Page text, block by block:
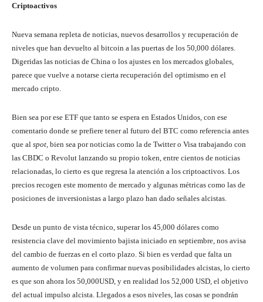
Criptoactivos
Nueva semana repleta de noticias, nuevos desarrollos y recuperación de
niveles que han devuelto al bitcoin a las puertas de los 50,000 dólares.
Digeridas las noticias de China o los ajustes en los mercados globales,
parece que vuelve a notarse cierta recuperación del optimismo en el
mercado cripto.
Bien sea por ese ETF que tanto se espera en Estados Unidos, con ese
comentario donde se prefiere tener al futuro del BTC como referencia antes
que al spot, bien sea por noticias como la de Twitter o Visa trabajando con
las CBDC o Revolut lanzando su propio token, entre cientos de noticias
relacionadas, lo cierto es que regresa la atención a los criptoactivos. Los
precios recogen este momento de mercado y algunas métricas como las de
posiciones de inversionistas a largo plazo han dado señales alcistas.
Desde un punto de vista técnico, superar los 45,000 dólares como
resistencia clave del movimiento bajista iniciado en septiembre, nos avisa
del cambio de fuerzas en el corto plazo. Si bien es verdad que falta un
aumento de volumen para confirmar nuevas posibilidades alcistas, lo cierto
es que son ahora los 50,000USD, y en realidad los 52,000 USD, el objetivo
del actual impulso alcista. Llegados a esos niveles, las cosas se pondrán